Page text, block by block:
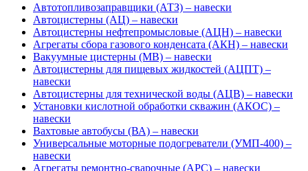
Автотопливозаправщики (АТЗ) – навески
Автоцистерны (АЦ) – навески
Автоцистерны нефтепромысловые (АЦН) – навески
Агрегаты сбора газового конденсата (АКН) – навески
Вакуумные цистерны (МВ) – навески
Автоцистерны для пищевых жидкостей (АЦПТ) –
навески
Автоцистерны для технической воды (АЦВ) – навески
Установки кислотной обработки скважин (АКОС) –
навески
Вахтовые автобусы (ВА) – навески
Универсальные моторные подогреватели (УМП-400) –
навески
Агрегаты ремонтно-сварочные (АРС) – навески